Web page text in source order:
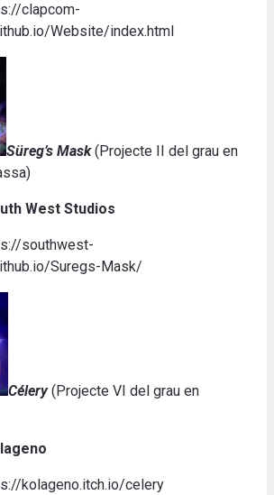
clapcom-
Website/index.html
Süreg’s Mask (Projecte II del grau en
West Studios
southwest-
Suregs-Mask/
Célery (Projecte VI del grau en
kolageno.itch.io/celery